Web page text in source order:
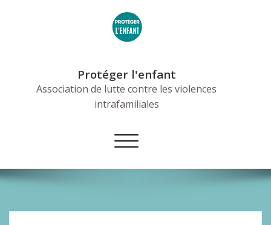
Protéger l'enfant
Association de lutte contre les violences
intrafamiliales
Afficher/masquer
la